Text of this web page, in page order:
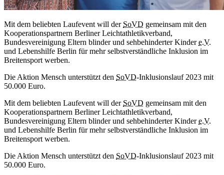
Mit dem beliebten Laufevent will der SoVD gemeinsam mit den
Kooperationspartnern Berliner Leichtathletikverband,
Bundesvereinigung Eltern blinder und sehbehinderter Kindere.V.
und Lebenshilfe Berlin für mehr selbstverständliche Inklusion im
Breitensport werben.
Die Aktion Mensch unterstützt den SoVD-Inklusionslauf 2023 mit
50.000 Euro.
Mit dem beliebten Laufevent will der SoVD gemeinsam mit den
Kooperationspartnern Berliner Leichtathletikverband,
Bundesvereinigung Eltern blinder und sehbehinderter Kindere.V.
und Lebenshilfe Berlin für mehr selbstverständliche Inklusion im
Breitensport werben.
Die Aktion Mensch unterstützt den SoVD-Inklusionslauf 2023 mit
50.000 Euro.